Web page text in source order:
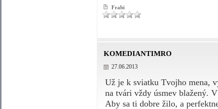
Frabi
KOMEDIANTIMRO
27.06.2013
Už je k sviatku Tvojho mena,
na tvári vždy úsmev blažený.
Aby sa ti dobre žilo, a